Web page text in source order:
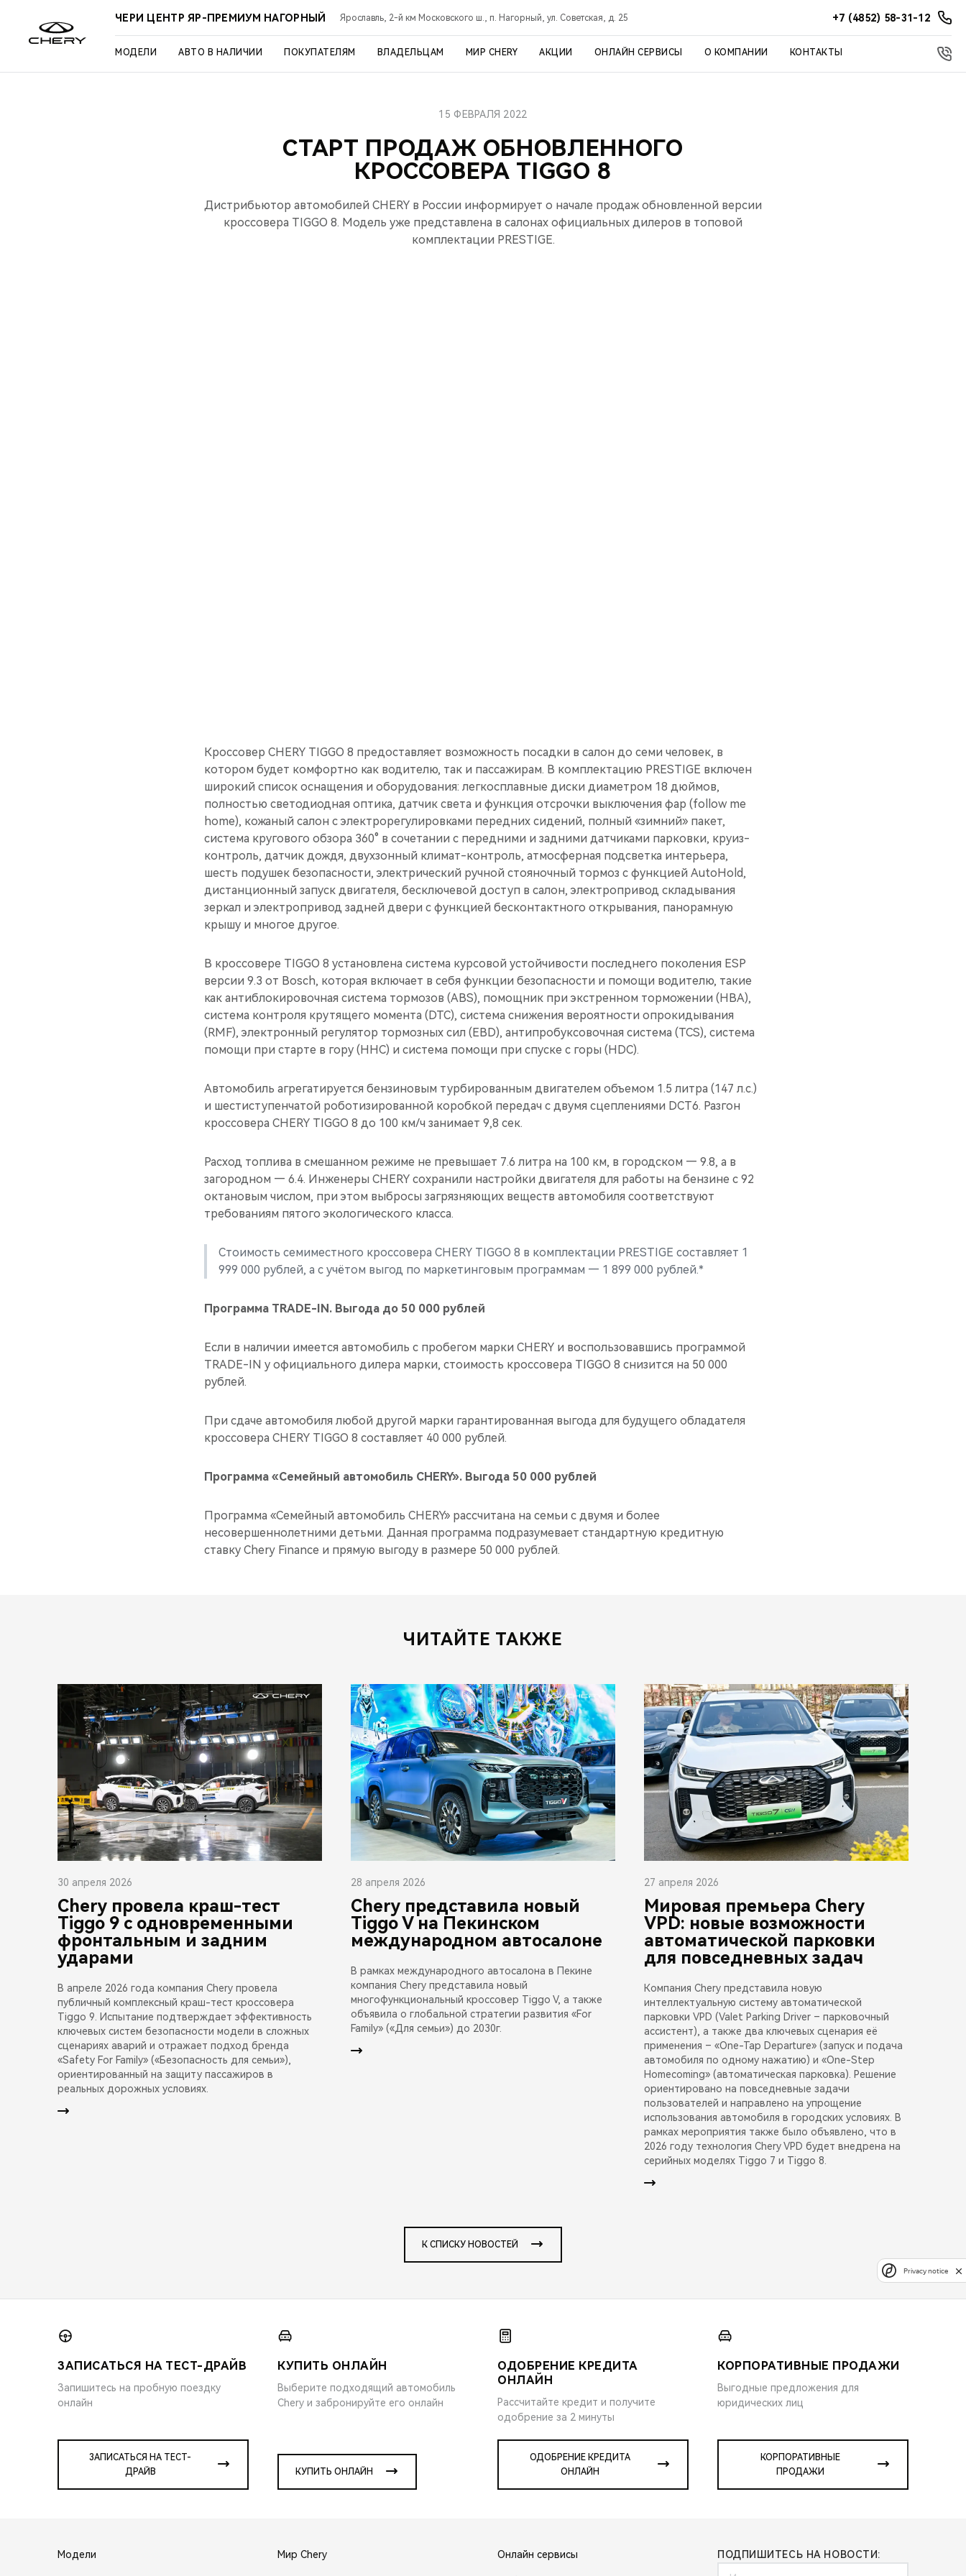
ЧЕРИ ЦЕНТР ЯР-ПРЕМИУМ НАГОРНЫЙ Ярославль, 2-й км Московского ш., п. Нагорный, ул. Советская, д. 25 +7 (4852) 58-31-12
МОДЕЛИ АВТО В НАЛИЧИИ ПОКУПАТЕЛЯМ ВЛАДЕЛЬЦАМ МИР CHERY АКЦИИ ОНЛАЙН СЕРВИСЫ О КОМПАНИИ КОНТАКТЫ
СТАРТ ПРОДАЖ ОБНОВЛЕННОГО
КРОССОВЕРА TIGGO 8
15 ФЕВРАЛЯ 2022
Дистрибьютор автомобилей CHERY в России информирует о начале продаж обновленной версии
кроссовера TIGGO 8. Модель уже представлена в салонах официальных дилеров в топовой
комплектации PRESTIGE.
Кроссовер CHERY TIGGO 8 предоставляет возможность посадки в салон до семи человек, в
котором будет комфортно как водителю, так и пассажирам. В комплектацию PRESTIGE включен
широкий список оснащения и оборудования: легкосплавные диски диаметром 18 дюймов,
полностью светодиодная оптика, датчик света и функция отсрочки выключения фар (follow me
home), кожаный салон с электрорегулировками передних сидений, полный «зимний» пакет,
система кругового обзора 360° в сочетании с передними и задними датчиками парковки, круиз-
контроль, датчик дождя, двухзонный климат-контроль, атмосферная подсветка интерьера,
шесть подушек безопасности, электрический ручной стояночный тормоз с функцией AutoHold,
дистанционный запуск двигателя, бесключевой доступ в салон, электропривод складывания
зеркал и электропривод задней двери с функцией бесконтактного открывания, панорамную
крышу и многое другое.
В кроссовере TIGGO 8 установлена система курсовой устойчивости последнего поколения ESP
версии 9.3 от Bosch, которая включает в себя функции безопасности и помощи водителю, такие
как антиблокировочная система тормозов (ABS), помощник при экстренном торможении (HBA),
система контроля крутящего момента (DTC), система снижения вероятности опрокидывания
(RMF), электронный регулятор тормозных сил (EBD), антипробуксовочная система (TCS), система
помощи при старте в гору (HHC) и система помощи при спуске с горы (HDC).
Автомобиль агрегатируется бензиновым турбированным двигателем объемом 1.5 литра (147 л.c.)
и шестиступенчатой роботизированной коробкой передач с двумя сцеплениями DCT6. Разгон
кроссовера CHERY TIGGO 8 до 100 км/ч занимает 9,8 сек.
Расход топлива в смешанном режиме не превышает 7.6 литра на 100 км, в городском — 9.8, а в
загородном — 6.4. Инженеры CHERY сохранили настройки двигателя для работы на бензине с 92
октановым числом, при этом выбросы загрязняющих веществ автомобиля соответствуют
требованиям пятого экологического класса.
Стоимость семиместного кроссовера CHERY TIGGO 8 в комплектации PRESTIGE составляет 1
999 000 рублей, а с учётом выгод по маркетинговым программам — 1 899 000 рублей.*
Программа TRADE-IN. Выгода до 50 000 рублей
Если в наличии имеется автомобиль с пробегом марки CHERY и воспользовавшись программой
TRADE-IN у официального дилера марки, стоимость кроссовера TIGGO 8 снизится на 50 000
рублей.
При сдаче автомобиля любой другой марки гарантированная выгода для будущего обладателя
кроссовера CHERY TIGGO 8 составляет 40 000 рублей.
Программа «Семейный автомобиль CHERY». Выгода 50 000 рублей
Программа «Семейный автомобиль CHERY» рассчитана на семьи с двумя и более
несовершеннолетними детьми. Данная программа подразумевает стандартную кредитную
ставку Chery Finance и прямую выгоду в размере 50 000 рублей.
ЧИТАЙТЕ ТАКЖЕ
30 апреля 2026
Chery провела краш-тест
Tiggo 9 с одновременными
фронтальным и задним
ударами
В апреле 2026 года компания Chery провела
публичный комплексный краш-тест кроссовера
Tiggo 9. Испытание подтверждает эффективность
ключевых систем безопасности модели в сложных
сценариях аварий и отражает подход бренда
«Safety For Family» («Безопасность для семьи»),
ориентированный на защиту пассажиров в
реальных дорожных условиях.
28 апреля 2026
Chery представила новый
Tiggo V на Пекинском
международном автосалоне
В рамках международного автосалона в Пекине
компания Chery представила новый
многофункциональный кроссовер Tiggo V, а также
объявила о глобальной стратегии развития «For
Family» («Для семьи») до 2030г.
27 апреля 2026
Мировая премьера Chery
VPD: новые возможности
автоматической парковки
для повседневных задач
Компания Chery представила новую
интеллектуальную систему автоматической
парковки VPD (Valet Parking Driver – парковочный
ассистент), а также два ключевых сценария её
применения – «One-Tap Departure» (запуск и подача
автомобиля по одному нажатию) и «One-Step
Homecoming» (автоматическая парковка). Решение
ориентировано на повседневные задачи
пользователей и направлено на упрощение
использования автомобиля в городских условиях. В
рамках мероприятия также было объявлено, что в
2026 году технология Chery VPD будет внедрена на
серийных моделях Tiggo 7 и Tiggo 8.
К СПИСКУ НОВОСТЕЙ
ЗАПИСАТЬСЯ НА ТЕСТ-ДРАЙВ
Запишитесь на пробную поездку
онлайн
ЗАПИСАТЬСЯ НА ТЕСТ-
ДРАЙВ
КУПИТЬ ОНЛАЙН
Выберите подходящий автомобиль
Chery и забронируйте его онлайн
КУПИТЬ ОНЛАЙН
ОДОБРЕНИЕ КРЕДИТА
ОНЛАЙН
Рассчитайте кредит и получите
одобрение за 2 минуты
ОДОБРЕНИЕ КРЕДИТА
ОНЛАЙН
КОРПОРАТИВНЫЕ ПРОДАЖИ
Выгодные предложения для
юридических лиц
КОРПОРАТИВНЫЕ
ПРОДАЖИ
Модели Мир Chery Онлайн сервисы ПОДПИШИТЕСЬ НА НОВОСТИ:
Privacy notice